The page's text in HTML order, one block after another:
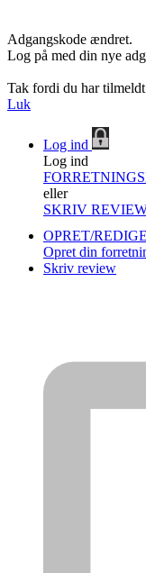
Adgangskode ændret.
Log på med din nye
Tak fordi du har
Luk
Log ind
Log ind
eller
SKRIV
OPRET/
Opret din
Skriv review